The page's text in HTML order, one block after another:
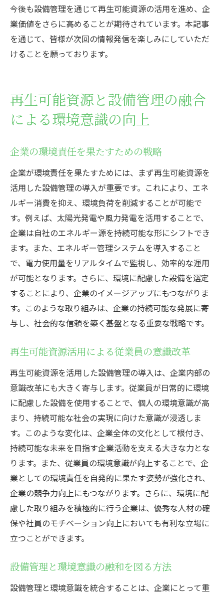
今後も設備管理を通じて再生可能資源の活用を進め、企
業価値をさらに高めることが期待されています。本記事
を通じて、皆様が次回の情報発信を楽しみにしていただ
けることを願っております。
再生可能資源と設備管理の融合
による環境意識の向上
企業の環境責任を果たすための戦略
企業が環境責任を果たすためには、まず再生可能資源を
活用した設備管理の導入が重要です。これにより、エネ
ルギー消費を抑え、環境負荷を削減することが可能で
す。例えば、太陽光発電や風力発電を活用することで、
企業は自社のエネルギー源を持続可能な形にシフトでき
ます。また、エネルギー管理システムを導入すること
で、電力使用量をリアルタイムで監視し、効率的な運用
が可能となります。さらに、環境に配慮した設備を選定
することにより、企業のイメージアップにもつながりま
す。このような取り組みは、企業の持続可能な発展に寄
与し、社会的な信頼を築く基盤となる重要な戦略です。
再生可能資源活用による従業員の意識改革
再生可能資源を活用した設備管理の導入は、企業内部の
意識改革にも大きく寄与します。従業員が日常的に環境
に配慮した設備を使用することで、個人の環境意識が高
まり、持続可能な社会の実現に向けた意識が浸透しま
す。このような変化は、企業全体の文化として根付き、
持続可能な未来を目指す企業活動を支える大きな力とな
ります。また、従業員の環境意識が向上することで、企
業としての環境責任を自発的に果たす姿勢が強化され、
企業の競争力向上にもつながります。さらに、環境に配
慮した取り組みを積極的に行う企業は、優秀な人材の確
保や社員のモチベーション向上においても有利な立場に
立つことができます。
設備管理と環境意識の融和を図る方法
設備管理と環境意識を統合することは、企業にとって重